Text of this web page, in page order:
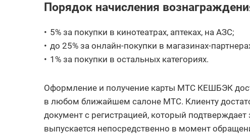
Порядок начисления
5% за покупки в кинотеатрах, аптеках, на АЗС;
до 25% за онлайн-покупки в магазинах-
1% за покупки в остальных категориях.
Оформление и получение карты МТС КЕШБЭК
в любом ближайшем салоне МТС. Клиенту
документ с регистрацией, который
выпускается непосредственно в момент